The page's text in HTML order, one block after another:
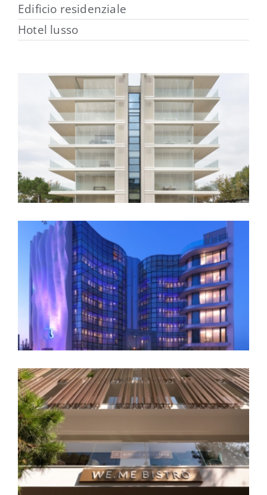
Edificio residenziale
Hotel lusso
Immobiliare Cesena Nord srl
i-Suite Design Hotel
We.Me Suite Hotel